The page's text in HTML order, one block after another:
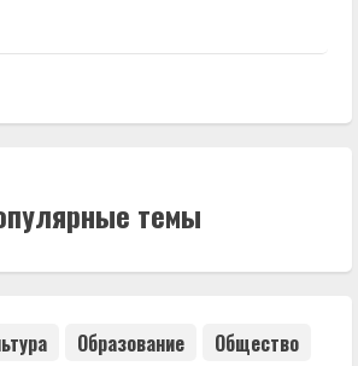
темы
Образование Общество